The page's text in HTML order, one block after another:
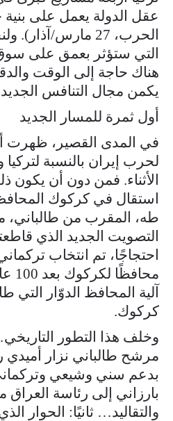
عقل الدولة يعمل على بنية
الحرب، 27 مارس/
التي ستؤثر بعمق على سوق
هناك حاجة إلى الوقت
يكمن مجال التنافس
أول ثمرة للمسار الجديد
في المدى القصير، ظهرت
لحرب إيران بالنسبة
الأثناء. فمن دون أن يكون
استقال في كركوك
طه، المقرب من
التصويت الجديد الذي
احتجاجًا، تم انتخاب
آلية المحافظ الدوّار التي
كركوك.
وخلف هذا التطور
مرشح طالباني نزار أميدي
بدعم سني وشيعي
بارزاني إلى رئاسة العراق
والتقاليد… ثانيًا: الحوار